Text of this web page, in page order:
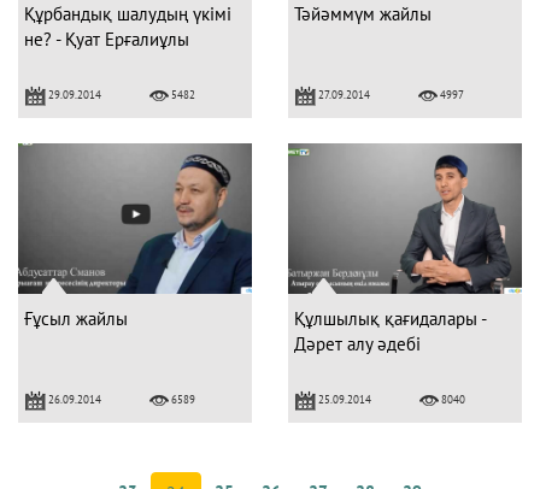
Құрбандық шалудың үкімі
не? - Қуат Ерғалиұлы
29.09.2014 5482
Тәйәммүм жайлы
27.09.2014 4997
Ғұсыл жайлы
26.09.2014 6589
Құлшылық қағидалары -
Дәрет алу әдебі
25.09.2014 8040